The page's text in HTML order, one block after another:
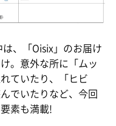
、「Oisix」のお届け
。意外な所に「ムッ
ていたり、「ヒビ
でいたりなど、今回
素も満載!